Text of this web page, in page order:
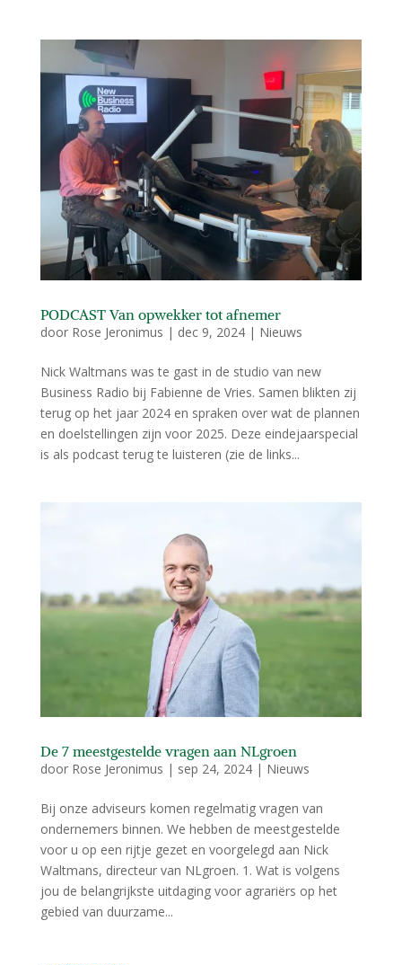
PODCAST Van opwekker tot afnemer
door Rose Jeronimus | dec 9, 2024| Nieuws
Nick Waltmans was te gast in de studio van new
Business Radio bij Fabienne de Vries. Samen blikten zij
terug op het jaar 2024 en spraken over wat de plannen
en doelstellingen zijn voor 2025. Deze eindejaarspecial
is als podcast terug te luisteren (zie de links...
De 7 meestgestelde vragen aan NLgroen
door Rose Jeronimus | sep 24, 2024| Nieuws
Bij onze adviseurs komen regelmatig vragen van
ondernemers binnen. We hebben de meestgestelde
voor u op een rijtje gezet en voorgelegd aan Nick
Waltmans, directeur van NLgroen. 1. Wat is volgens
jou de belangrijkste uitdaging voor agrariërs op het
gebied van duurzame...